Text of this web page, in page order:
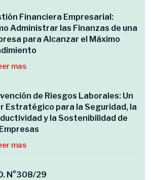
Financiera Empresarial:
Administrar las Finanzas de una
para Alcanzar el Máximo
mas
de Riesgos Laborales: Un
Estratégico para la Seguridad, la
y la Sostenibilidad de
mas
N°308/29